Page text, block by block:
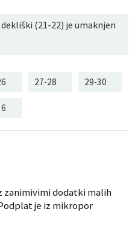
(21-22) je umaknjen
27-28 29-30
zanimivimi dodatki malih
je iz mikropor